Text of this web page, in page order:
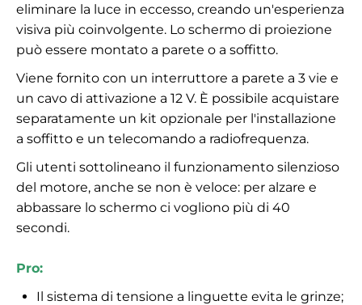
eliminare la luce in eccesso, creando un'esperienza
visiva più coinvolgente. Lo schermo di proiezione
può essere montato a parete o a soffitto.
Viene fornito con un interruttore a parete a 3 vie e
un cavo di attivazione a 12 V. È possibile acquistare
separatamente un kit opzionale per l'installazione
a soffitto e un telecomando a radiofrequenza.
Gli utenti sottolineano il funzionamento silenzioso
del motore, anche se non è veloce: per alzare e
abbassare lo schermo ci vogliono più di 40
secondi.
Pro:
Il sistema di tensione a linguette evita le grinze;